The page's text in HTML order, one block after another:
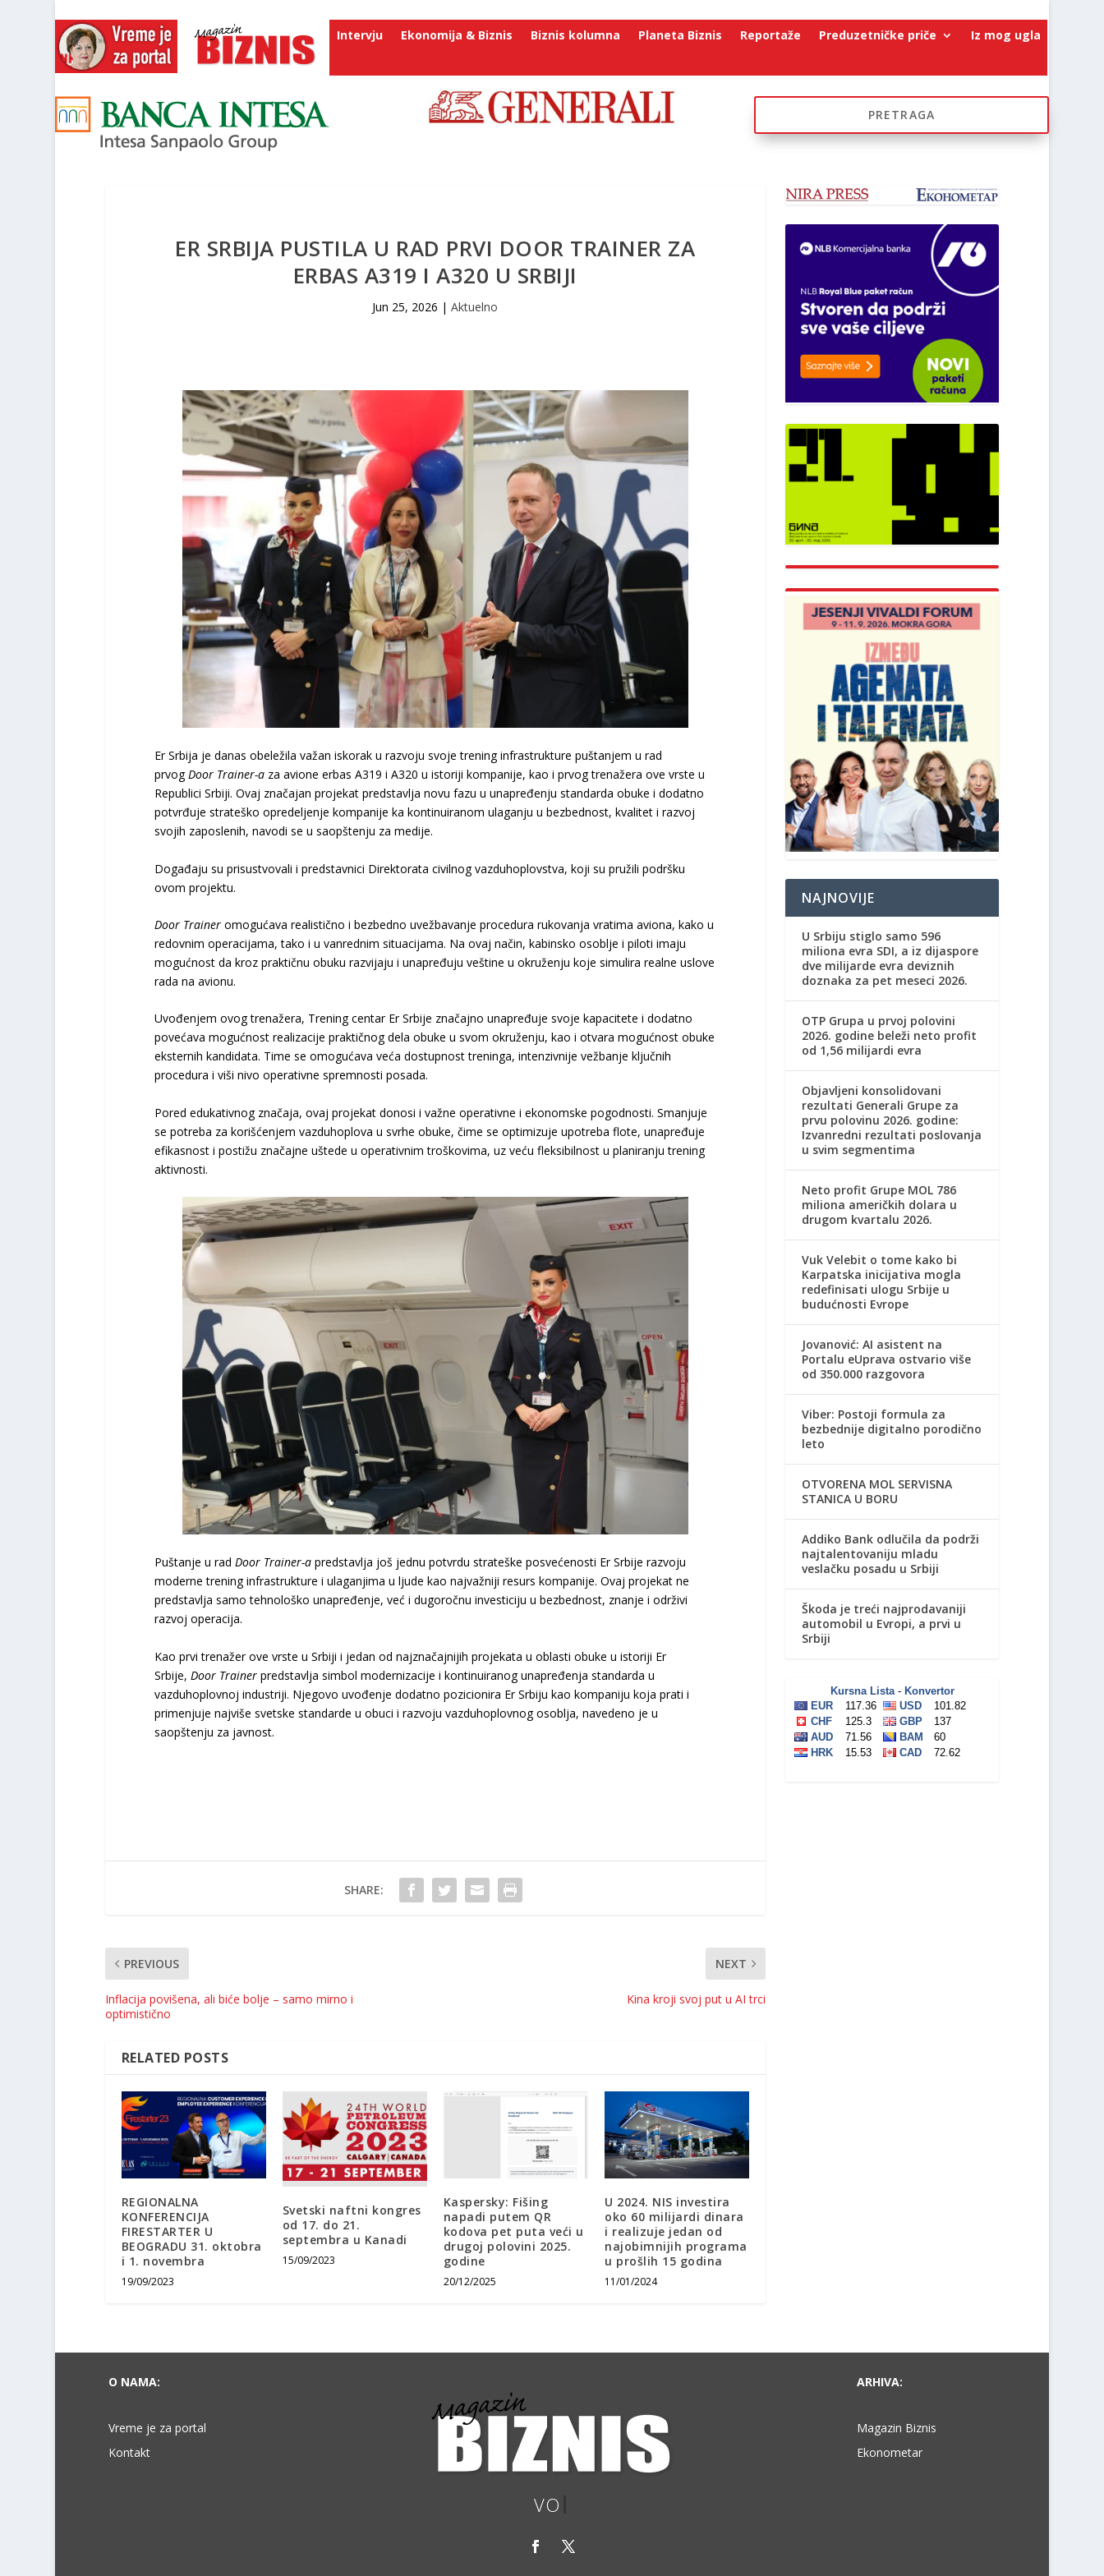
Intervju Ekonomija & Biznis Biznis kolumna Planeta Biznis Reportaže Preduzetničke priče Iz mog ugla
ER SRBIJA PUSTILA U RAD PRVI DOOR TRAINER ZA
ERBAS A319 I A320 U SRBIJI
Jun 25, 2026 |Aktuelno
Er Srbija je danas obeležila važan iskorak u razvoju svoje trening infrastrukture puštanjem u rad
prvogDoor Trainer-aza avione erbas A319 i A320 u istoriji kompanije, kao i prvog trenažera ove vrste u
Republici Srbiji. Ovaj značajan projekat predstavlja novu fazu u unapređenju standarda obuke i dodatno
potvrđuje strateško opredeljenje kompanije ka kontinuiranom ulaganju u bezbednost, kvalitet i razvoj
svojih zaposlenih, navodi se u saopštenju za medije.
Događaju su prisustvovali i predstavnici Direktorata civilnog vazduhoplovstva, koji su pružili podršku
ovom projektu.
Door Traineromogućava realistično i bezbedno uvežbavanje procedura rukovanja vratima aviona, kako u
redovnim operacijama, tako i u vanrednim situacijama. Na ovaj način, kabinsko osoblje i piloti imaju
mogućnost da kroz praktičnu obuku razvijaju i unapređuju veštine u okruženju koje simulira realne uslove
rada na avionu.
Uvođenjem ovog trenažera, Trening centar Er Srbije značajno unapređuje svoje kapacitete i dodatno
povećava mogućnost realizacije praktičnog dela obuke u svom okruženju, kao i otvara mogućnost obuke
eksternih kandidata. Time se omogućava veća dostupnost treninga, intenzivnije vežbanje ključnih
procedura i viši nivo operativne spremnosti posada.
Pored edukativnog značaja, ovaj projekat donosi i važne operativne i ekonomske pogodnosti. Smanjuje
se potreba za korišćenjem vazduhoplova u svrhe obuke, čime se optimizuje upotreba flote, unapređuje
efikasnost i postižu značajne uštede u operativnim troškovima, uz veću fleksibilnost u planiranju trening
aktivnosti.
Puštanje u rad Door Trainer-apredstavlja još jednu potvrdu strateške posvećenosti Er Srbije razvoju
moderne trening infrastrukture i ulaganjima u ljude kao najvažniji resurs kompanije. Ovaj projekat ne
predstavlja samo tehnološko unapređenje, već i dugoročnu investiciju u bezbednost, znanje i održivi
razvoj operacija.
Kao prvi trenažer ove vrste u Srbiji i jedan od najznačajnijih projekata u oblasti obuke u istoriji Er
Srbije, Door Trainerpredstavlja simbol modernizacije i kontinuiranog unapređenja standarda u
vazduhoplovnoj industriji. Njegovo uvođenje dodatno pozicionira Er Srbiju kao kompaniju koja prati i
primenjuje najviše svetske standarde u obuci i razvoju vazduhoplovnog osoblja, navedeno je u
saopštenju za javnost.
SHARE:
PREVIOUS
Inflacija povišena, ali biće bolje – samo mirno i
optimistično
NEXT
Kina kroji svoj put u AI trci
RELATED POSTS
REGIONALNA
KONFERENCIJA
FIRESTARTER U
BEOGRADU 31. oktobra
i 1. novembra
19/09/2023
Svetski naftni kongres
od 17. do 21.
septembra u Kanadi
15/09/2023
Kaspersky: Fišing
napadi putem QR
kodova pet puta veći u
drugoj polovini 2025.
godine
20/12/2025
U 2024. NIS investira
oko 60 milijardi dinara
i realizuje jedan od
najobimnijih programa
u prošlih 15 godina
11/01/2024
NAJNOVIJE
U Srbiju stiglo samo 596
miliona evra SDI, a iz dijaspore
dve milijarde evra deviznih
doznaka za pet meseci 2026.
OTP Grupa u prvoj polovini
2026. godine beleži neto profit
od 1,56 milijardi evra
Objavljeni konsolidovani
rezultati Generali Grupe za
prvu polovinu 2026. godine:
Izvanredni rezultati poslovanja
u svim segmentima
Neto profit Grupe MOL 786
miliona američkih dolara u
drugom kvartalu 2026.
Vuk Velebit o tome kako bi
Karpatska inicijativa mogla
redefinisati ulogu Srbije u
budućnosti Evrope
Jovanović: AI asistent na
Portalu eUprava ostvario više
od 350.000 razgovora
Viber: Postoji formula za
bezbednije digitalno porodično
leto
OTVORENA MOL SERVISNA
STANICA U BORU
Addiko Bank odlučila da podrži
najtalentovaniju mladu
veslačku posadu u Srbiji
Škoda je treći najprodavaniji
automobil u Evropi, a prvi u
Srbiji
O NAMA:
Vreme je za portal
Kontakt
ARHIVA:
Magazin Biznis
Ekonometar